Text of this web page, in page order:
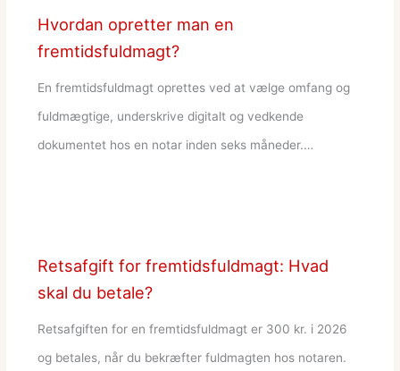
Hvordan opretter man en
fremtidsfuldmagt?
En fremtidsfuldmagt oprettes ved at vælge omfang og
fuldmægtige, underskrive digitalt og vedkende
dokumentet hos en notar inden seks måneder.…
Retsafgift for fremtidsfuldmagt: Hvad
skal du betale?
Retsafgiften for en fremtidsfuldmagt er 300 kr. i 2026
og betales, når du bekræfter fuldmagten hos notaren.